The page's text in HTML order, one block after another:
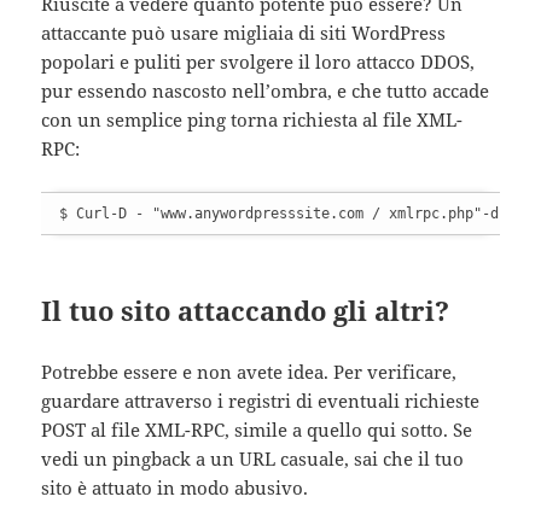
attaccante può usare migliaia di siti WordPress
popolari e puliti per svolgere il loro attacco DDOS,
pur essendo nascosto nell’ombra, e che tutto accade
con un semplice ping torna richiesta al file XML-
RPC:
$ Curl-D - "www.anywordpresssite.com / xmlrpc.php"-d
Il tuo sito attaccando gli altri?
Potrebbe essere e non avete idea. Per verificare,
guardare attraverso i registri di eventuali richieste
POST al file XML-RPC, simile a quello qui sotto. Se
vedi un pingback a un URL casuale, sai che il tuo
sito è attuato in modo abusivo.